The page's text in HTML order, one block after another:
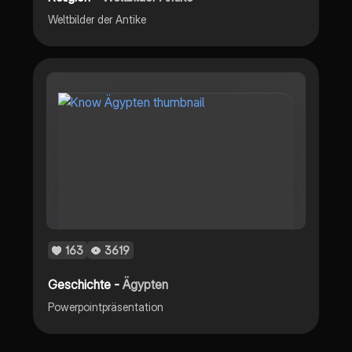
Weltbilder der Antike
163 3619
Geschichte -Ägypten
Powerpointpräsentation